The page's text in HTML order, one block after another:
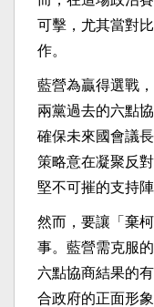
可擊，尤其當對
作。
藍營為贏得選戰
兩黨過去的六點
確保未來國會議
策略意在凝聚反
堅不可摧的支持陣
然而，要讓「棄
事。藍營需克服
六點協商結果的
合政府的正面形